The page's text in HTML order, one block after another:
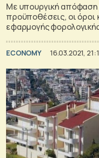
Με υπουργική απόφαση
προϋποθέσεις, οι όροι
εφαρμογής
ECONOMY 16.03.2021,